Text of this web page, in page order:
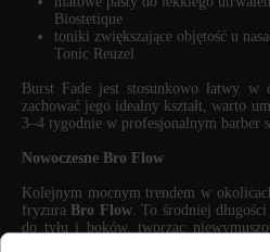
Biostetique
toniki zwiększające objętość u
Tonic Reuzel
Burst Fade jest stosunkowo łatwy w
zachować jego idealny kształt, warto
3–4 tygodnie w profesjonalnym barber
Nowoczesne Bro Flow
Kolejnym mocnym trendem w
fryzuraBro Flow. To środniej
do tyłu i boków, tworząc